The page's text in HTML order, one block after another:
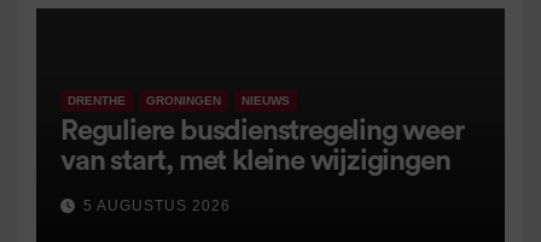
DRENTHE GRONINGEN NIEUWS
Reguliere busdienstregeling weer
van start, met kleine wijzigingen
5 AUGUSTUS 2026